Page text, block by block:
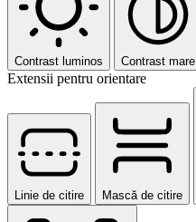
Contrast luminos Contrast mare
Extensii pentru orientare
Linie de citire Mască de citire